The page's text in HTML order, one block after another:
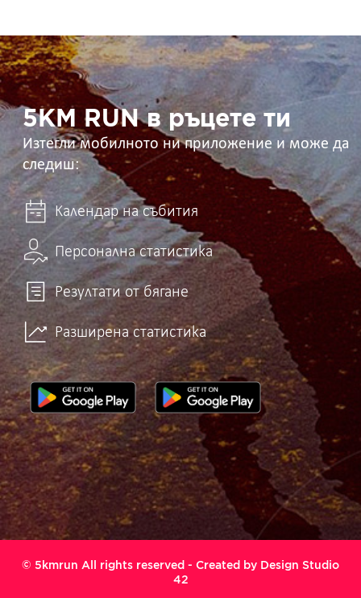
5KM
RUN
в
ръцете
ти 5KM RUN в ръцете ти
Изтегли мобилното ни приложение и може да
следиш:
Календар на събития
Персонална статистика
Резултати от бягане
Разширена статистика
© 5kmrun All rights reserved - Created by Design Studio
42